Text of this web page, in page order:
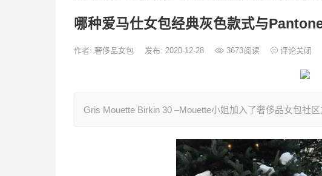
哪种爱马仕女包经典灰色款式与
作者: 奢侈品女包 发布: 2020-12-28 3673阅读 评论关闭
Gris Mouette Birkin 30 –Mouette小姐加入了奢侈品女包社